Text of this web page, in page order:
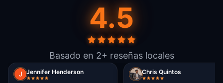
4.5
Basado en 2+ reseñas locales
Jennifer Henderson Chris Quintos